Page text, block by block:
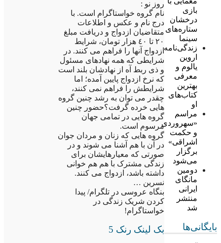
بازی
درخشان
ستاره‌های
سینما
زندگی‌نامه
اروین
یالوم و
معرفی
بهترین
کتاب‌های
او
مراسم
«سهروردی
و حکمت
اشراقی»
برگزار
می‌شود
دومین
مانگای
ایرانی
منتشر
شد
بایگانی‌ها
روز نو :
نام گروه خواستاگرام است. با
درج نام و عکس و اطلاعات
متقاضیان ازدواج و دریافت مبلغ
٢٠ تا ٤٠ هزار تومان، شرایط
ازدواج آنها را فراهم می کنند. در
شرایطی که همه نهادهای مسئول
و ذی ربط آه از نهادشان بلند است
که نرخ ازدواج پایین آمده؛ اما
شرایطش را فراهم نمی کنند،
چقدر می توان به رشد چنین گروه
هایی خرده گرفت؟حضور چنین
گروه هایی در تمامی جهان
مرسوم است.
گروه هایی که زنان و مردان جوان
در آن با هم آشنا می شوند و در
صورتی که معیارهایشان برای
زندگی مشترک با هم هم خوانی
داشته باشد، ازدواج می کنند.
نسرین …
بنگاه عروسی در تلگرام/ پیدا
کردن شریک زندگی در
خواستاگرام!
بک لینک رنک 5